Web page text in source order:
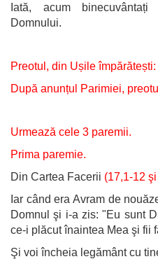
Iată, acum
Domnului.
Preotul, din Ușile împărătești:
După anunțul Parimiei,
Urmează cele 3 paremii.
Prima paremie.
Din Cartea Facerii (17,1-12
Iar când era Avram de
Domnul şi i-a zis: "Eu sunt
ce-i plăcut înaintea Mea şi fii
Şi voi încheia legământ cu